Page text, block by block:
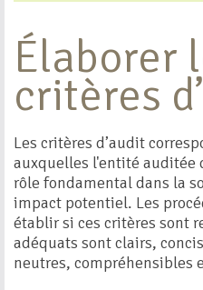
Élaborer
critères
Les critères d’audit
auxquelles l'entité
rôle fondamental dans la
impact potentiel. Les
établir si ces critères sont
adéquats sont clairs,
neutres, compréhensibles